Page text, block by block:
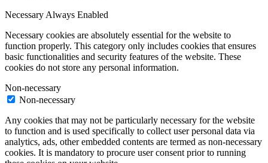
Necessary Always Enabled
Necessary cookies are absolutely essential for the website to
function properly. This category only includes cookies that ensures
basic functionalities and security features of the website. These
cookies do not store any personal information.
Non-necessary
Non-necessary
Any cookies that may not be particularly necessary for the website
to function and is used specifically to collect user personal data via
analytics, ads, other embedded contents are termed as non-necessary
cookies. It is mandatory to procure user consent prior to running